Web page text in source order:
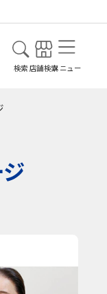
検索 店舗検索メニュー